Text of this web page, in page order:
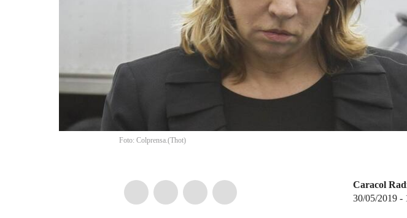
Foto: Colprensa.(Thot)
Caracol
30/05/2019 -